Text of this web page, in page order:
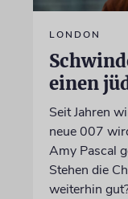
LONDON
einen
Seit Jahren
neue 007
Amy Pascal
Stehen die
weiterhin